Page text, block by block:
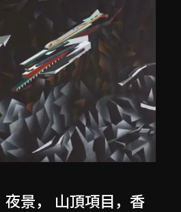
夜景， 山頂項目，香